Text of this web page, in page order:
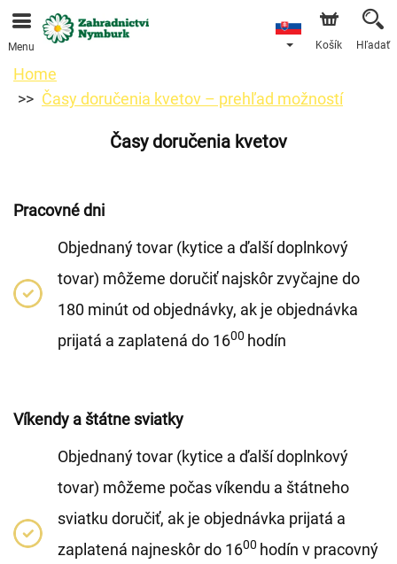
Objednávky prijímame prostredníctvom nášho e-shopu.
Najskorší možný termín doručenia je od 11.8.2026 z
Menu Košík Hľadať
Home
Časy doručenia kvetov – prehľad možností
Časy doručenia kvetov
Pracovné dni
Objednaný tovar (kytice a ďalší doplnkový
tovar) môžeme doručiť najskôr zvyčajne do
180 minút od objednávky, ak je objednávka
prijatá a zaplatená do 1600 hodín
Víkendy a štátne sviatky
Objednaný tovar (kytice a ďalší doplnkový
tovar) môžeme počas víkendu a štátneho
sviatku doručiť, ak je objednávka prijatá a
zaplatená najneskôr do 1600 hodín v pracovný